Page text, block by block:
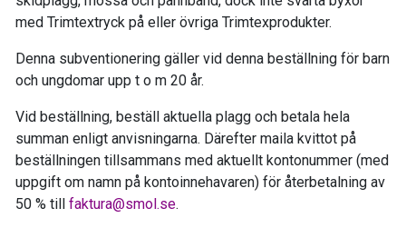
med Trimtextryck på eller övriga Trimtexprodukter.
Denna subventionering gäller vid denna beställning för barn
och ungdomar upp t o m 20 år.
Vid beställning, beställ aktuella plagg och betala hela
summan enligt anvisningarna. Därefter maila kvittot på
beställningen tillsammans med aktuellt kontonummer (med
uppgift om namn på kontoinnehavaren) för återbetalning av
50 % till faktura@smol.se.